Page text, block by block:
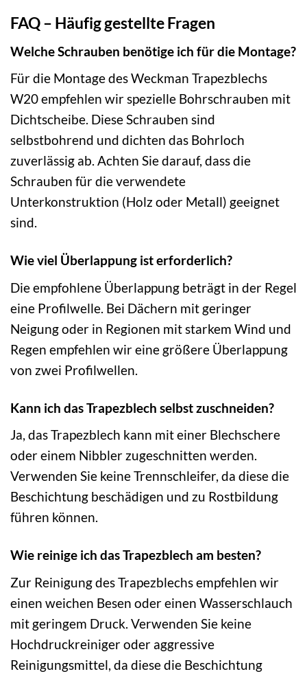
FAQ – Häufig gestellte Fragen
Welche Schrauben benötige ich für die Montage?
Für die Montage des Weckman Trapezblechs
W20 empfehlen wir spezielle Bohrschrauben mit
Dichtscheibe. Diese Schrauben sind
selbstbohrend und dichten das Bohrloch
zuverlässig ab. Achten Sie darauf, dass die
Schrauben für die verwendete
Unterkonstruktion (Holz oder Metall) geeignet
sind.
Wie viel Überlappung ist erforderlich?
Die empfohlene Überlappung beträgt in der Regel
eine Profilwelle. Bei Dächern mit geringer
Neigung oder in Regionen mit starkem Wind und
Regen empfehlen wir eine größere Überlappung
von zwei Profilwellen.
Kann ich das Trapezblech selbst zuschneiden?
Ja, das Trapezblech kann mit einer Blechschere
oder einem Nibbler zugeschnitten werden.
Verwenden Sie keine Trennschleifer, da diese die
Beschichtung beschädigen und zu Rostbildung
führen können.
Wie reinige ich das Trapezblech am besten?
Zur Reinigung des Trapezblechs empfehlen wir
einen weichen Besen oder einen Wasserschlauch
mit geringem Druck. Verwenden Sie keine
Hochdruckreiniger oder aggressive
Reinigungsmittel, da diese die Beschichtung